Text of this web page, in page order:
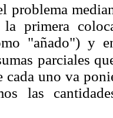
problema
la primera
"añado") y
parciales
cada uno va
las